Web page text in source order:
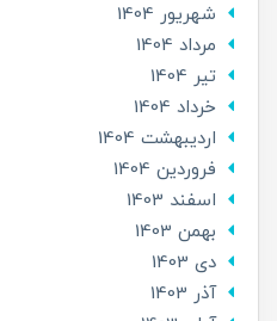
شهریور 1404
مرداد 1404
تير 1404
خرداد 1404
ارديبهشت 1404
فروردین 1404
اسفند 1403
بهمن 1403
دی 1403
آذر 1403